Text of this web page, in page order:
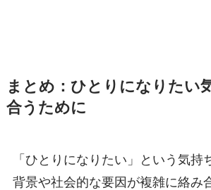
まとめ：ひとりになりたい
合うために
「ひとりになりたい」という気持
背景や社会的な要因が複雑に絡み